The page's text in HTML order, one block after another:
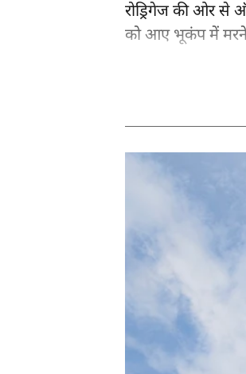
रोड्रिगेज की ओर से
को आए भूकंप में मरने